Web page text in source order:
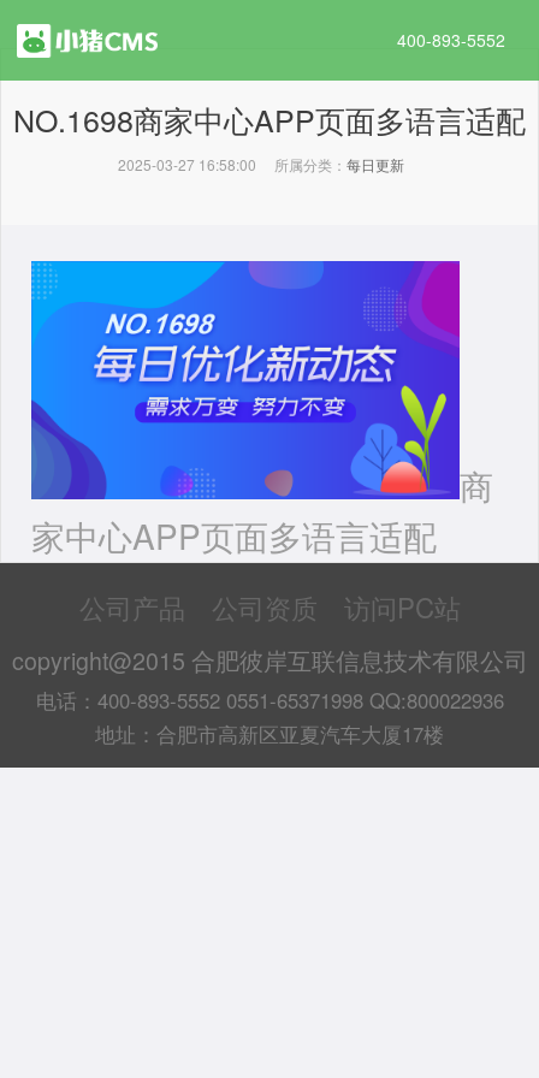
400-893-5552
NO.1698商家中心APP页面多语言适配
2025-03-27 16:58:00 所属分类： 每日更新
商
家中心APP页面多语言适配
公司产品 公司资质 访问PC站
copyright@2015 合肥彼岸互联信息技术有限公司
电话：400-893-5552 0551-65371998 QQ:800022936
地址：合肥市高新区亚夏汽车大厦17楼